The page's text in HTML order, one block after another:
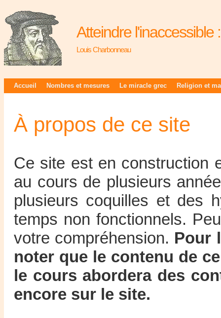
Atteindre
Louis Charbonneau
Accueil Nombres et mesures Le miracle grec Religion et
À propos de ce site
Ce site est en construction
au cours de plusieurs
plusieurs coquilles et des
temps non fonctionnels.
votre compréhension. Pour
noter que le contenu de
le cours abordera des
encore sur le site.